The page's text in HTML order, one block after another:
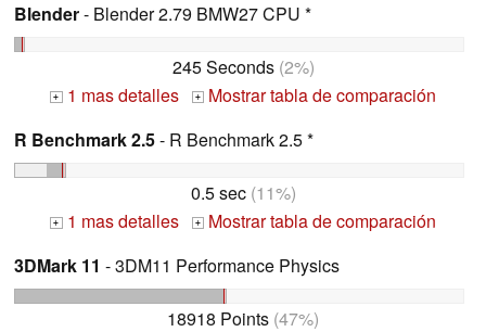
Blender- Blender 2.79 BMW27 CPU *
245 Seconds(2%)
+ 1 mas detalles +
Mostrar tabla de comparación
R Benchmark 2.5- R Benchmark 2.5 *
0.5 sec(11%)
+ 1 mas detalles +
Mostrar tabla de comparación
3DMark 11 - 3DM11 Performance Physics
18918 Points (47%)